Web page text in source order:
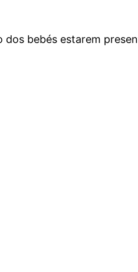
bebés estarem